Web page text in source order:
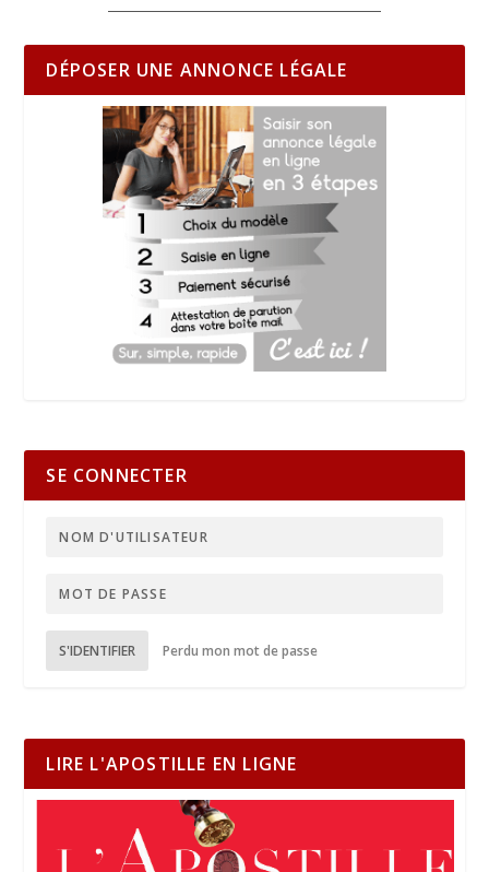
DÉPOSER UNE ANNONCE LÉGALE
SE CONNECTER
S'IDENTIFIER Perdu mon mot de passe
LIRE L'APOSTILLE EN LIGNE